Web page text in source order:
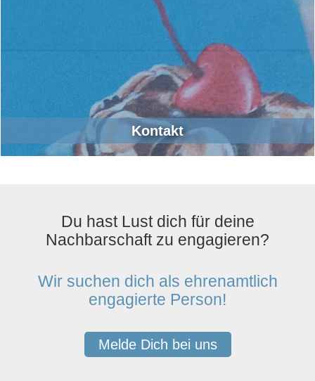
Kontakt
Du hast Lust dich für deine
Nachbarschaft zu engagieren?
Wir suchen dich als ehrenamtlich
engagierte Person!
Melde Dich bei uns